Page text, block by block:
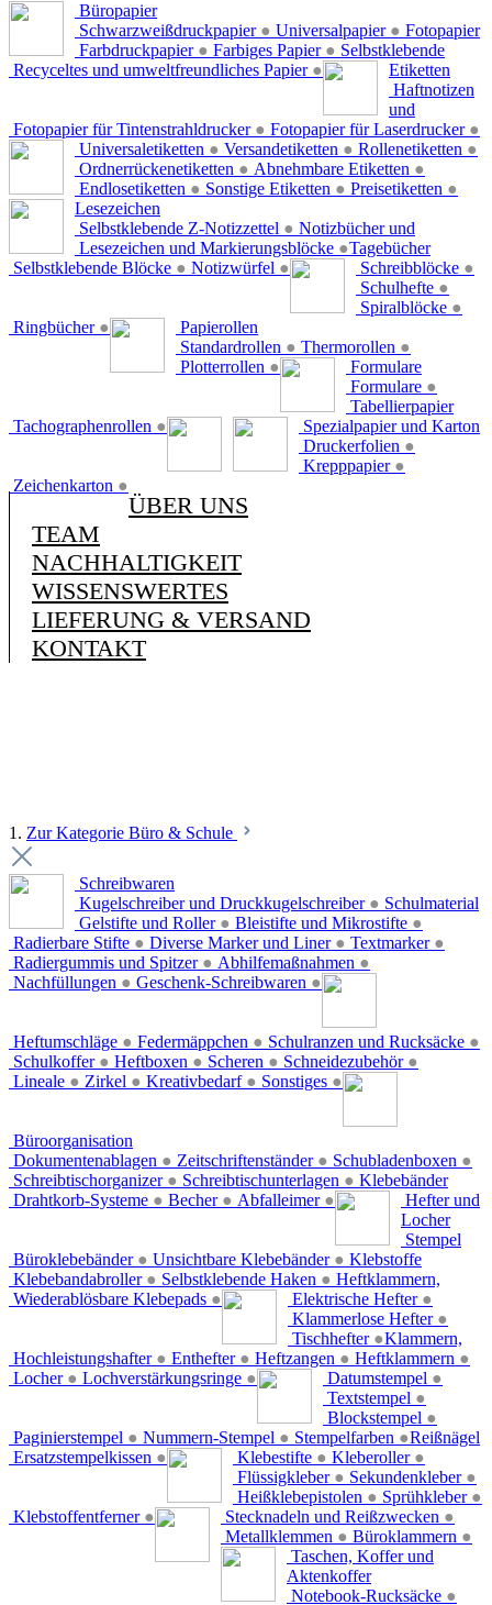
Büropapier
Schwarzweißdruckpapier ● Universalpapier ●
Farbdruckpapier ● Farbiges Papier ●
Recyceltes und umweltfreundliches Papier ●
Fotopapier
Fotopapier für Tintenstrahldrucker ● Fotopapier für Laserdrucker ●
Selbstklebende
Etiketten
Universaletiketten ● Versandetiketten ● Rollenetiketten ●
Ordnerrückenetiketten ● Abnehmbare Etiketten ●
Endlosetiketten ● Sonstige Etiketten ● Preisetiketten ●
Haftnotizen
und
Lesezeichen
Selbstklebende Z-Notizzettel ●
Lesezeichen und Markierungsblöcke ●
Selbstklebende Blöcke ● Notizwürfel ●
Notizbücher und
Tagebücher
Schreibblöcke ●
Schulhefte ●
Spiralblöcke ●
Ringbücher ●
Papierollen
Standardrollen ● Thermorollen ●
Plotterrollen ●
Formulare
Formulare ●
Tachographenrollen ●
Tabellierpapier
Spezialpapier und Karton
Druckerfolien ●
Krepppapier ●
Zeichenkarton ●
ÜBER UNS
TEAM
NACHHALTIGKEIT
WISSENSWERTES
LIEFERUNG & VERSAND
KONTAKT
1. Zur Kategorie Büro & Schule
Schreibwaren
Kugelschreiber und Druckkugelschreiber ●
Gelstifte und Roller ● Bleistifte und Mikrostifte ●
Radierbare Stifte ● Diverse Marker und Liner ● Textmarker ●
Radiergummis und Spitzer ● Abhilfemaßnahmen ●
Nachfüllungen ● Geschenk-Schreibwaren ●
Schulmaterial
Heftumschläge ● Federmäppchen ● Schulranzen und Rucksäcke ●
Schulkoffer ● Heftboxen ● Scheren ● Schneidezubehör ●
Lineale ● Zirkel ● Kreativbedarf ● Sonstiges ●
Büroorganisation
Dokumentenablagen ● Zeitschriftenständer ● Schubladenboxen ●
Schreibtischorganizer ● Schreibtischunterlagen ●
Drahtkorb-Systeme ● Becher ● Abfalleimer ●
Klebebänder
Büroklebebänder ● Unsichtbare Klebebänder ●
Klebebandabroller ● Selbstklebende Haken ●
Wiederablösbare Klebepads ●
Hefter und
Locher
Elektrische Hefter ●
Klammerlose Hefter ●
Tischhefter ●
Hochleistungshafter ● Enthefter ● Heftzangen ● Heftklammern ●
Locher ● Lochverstärkungsringe ●
Stempel
Datumstempel ●
Textstempel ●
Blockstempel ●
Paginierstempel ● Nummern-Stempel ● Stempelfarben ●
Ersatzstempelkissen ●
Klebstoffe
Klebestifte ● Kleberoller ●
Flüssigkleber ● Sekundenkleber ●
Heißklebepistolen ● Sprühkleber ●
Klebstoffentferner ●
Heftklammern,
Klammern,
Reißnägel
Stecknadeln und Reißzwecken ●
Metallklemmen ● Büroklammern ●
Taschen, Koffer und
Aktenkoffer
Notebook-Rucksäcke ●